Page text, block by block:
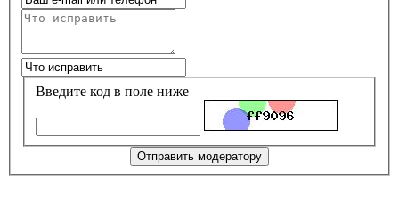
Введите код в поле ниже
Отправить модератору